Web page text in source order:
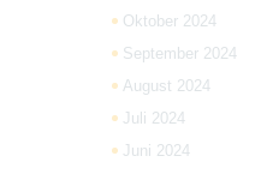
Oktober 2024
September 2024
August 2024
Juli 2024
Juni 2024